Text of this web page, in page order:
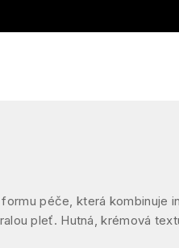
péče, která
pleť. Hutná, krémová